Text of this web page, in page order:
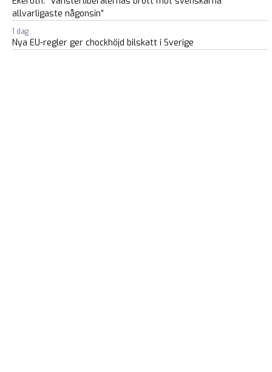
allvarligaste någonsin”
1 dag
Nya EU-regler ger chockhöjd bilskatt i Sverige